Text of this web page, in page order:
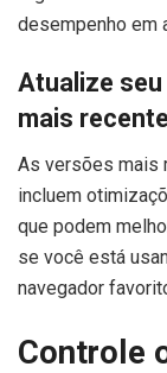
desempenho em
Atualize
mais recente
As versões mais
incluem
que podem
se você está
navegador
Controle